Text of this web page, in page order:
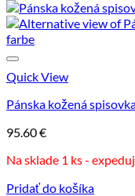
Quick View
Pánska kožená
95.60€
Na sklade 1 ks -
Pridať do košíka